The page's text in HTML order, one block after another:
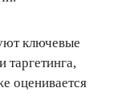
ключевые
таргетинга,
оценивается